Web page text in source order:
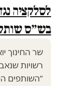
לסלקציה
בש״ס
שר החינוך
רשויות
״השותפים